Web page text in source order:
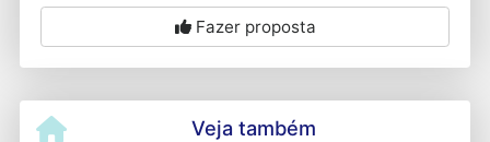
Fazer proposta
Veja também